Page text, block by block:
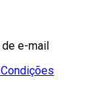
de e-mail